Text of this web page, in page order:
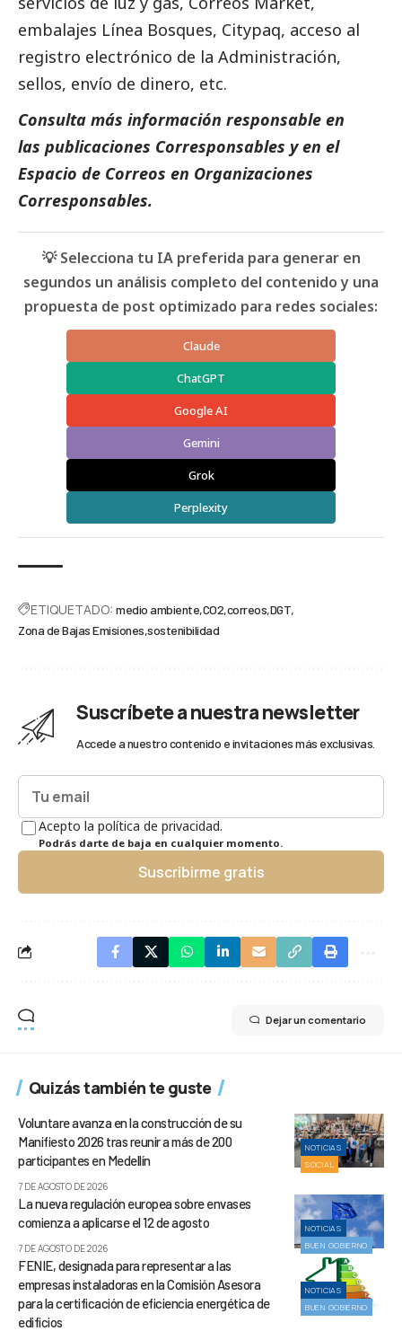
embalajes Línea Bosques, Citypaq, acceso al
registro electrónico de la Administración,
sellos, envío de dinero, etc.
Consulta más información responsable en
las publicaciones Corresponsables y en el
Espacio de Correos en Organizaciones
Corresponsables.
💡 Selecciona tu IA preferida para generar en
segundos un análisis completo del contenido y una
propuesta de post optimizado para redes sociales:
Claude
ChatGPT
Google AI
Gemini
Grok
Perplexity
ETIQUETADO: medio ambiente CO2 correos DGT
Zona de Bajas Emisiones sostenibilidad
Suscríbete a nuestra newsletter
Accede a nuestro contenido e invitaciones más exclusivas.
Acepto la política de privacidad.
Podrás darte de baja en cualquier momento.
Suscribirme gratis
Dejar un comentario
Quizás también te guste
NOTICIAS
SOCIAL
Voluntare avanza en la construcción de su
Manifiesto 2026 tras reunir a más de 200
participantes en Medellín
7 DE AGOSTO DE 2026
NOTICIAS
BUEN GOBIERNO
La nueva regulación europea sobre envases
comienza a aplicarse el 12 de agosto
7 DE AGOSTO DE 2026
NOTICIAS
BUEN GOBIERNO
FENIE, designada para representar a las
empresas instaladoras en la Comisión Asesora
para la certificación de eficiencia energética de
edificios